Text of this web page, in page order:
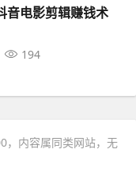
音电影剪辑赚钱术
194
，内容属同类网站，无